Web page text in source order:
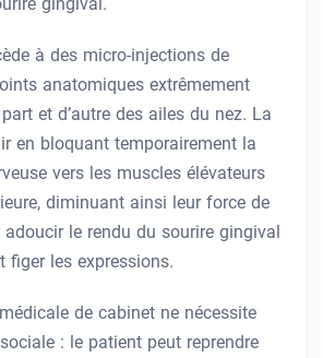
à des micro-injections de
anatomiques extrêmement
et d’autre des ailes du nez. La
en bloquant temporairement la
vers les muscles élévateurs
diminuant ainsi leur force de
le rendu du sourire gingival
figer les expressions.
de cabinet ne nécessite
: le patient peut reprendre